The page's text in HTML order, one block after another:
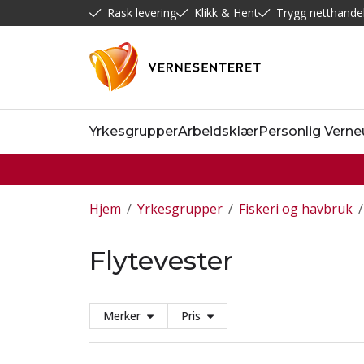
Rask levering Klikk & Hent Trygg
YrkesgrupperArbeidsklærPersonlig
/
Hjem /
Yrkesgrupper /
Fiskeri og havbruk
Flytevester
Merker Pris